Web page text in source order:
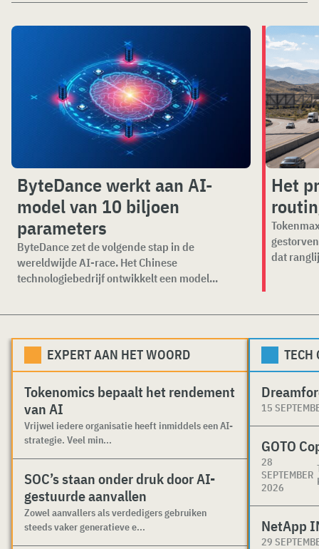
ByteDance werkt aan AI-
model van 10 biljoen
parameters
ByteDance zet de volgende stap in de
wereldwijde AI-race. Het Chinese
technologiebedrijf ontwikkelt een model...
Het
dat
EXPERT AAN HET WOORD
Tokenomics bepaalt het rendement
van AI
Vrijwel iedere organisatie heeft inmiddels een AI-
strategie. Veel min...
SOC’s staan onder druk door AI-
gestuurde aanvallen
Zowel aanvallers als verdedigers gebruiken
steeds vaker generatieve e...
TECH
15
GOTO
28
SEPTEMBER
2026
NetApp
29